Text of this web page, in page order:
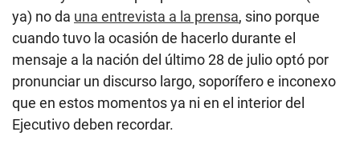
ya) no da una entrevista a la prensa, sino porque
cuando tuvo la ocasión de hacerlo durante el
mensaje a la nación del último 28 de julio optó por
pronunciar un discurso largo, soporífero e inconexo
que en estos momentos ya ni en el interior del
Ejecutivo deben recordar.